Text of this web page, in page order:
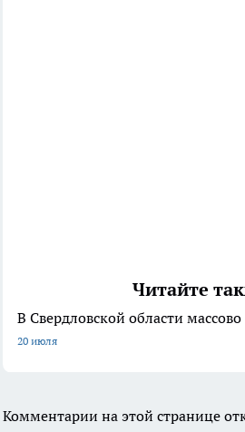
Читайте
В Свердловской области
20 июля
Комментарии на этой странице